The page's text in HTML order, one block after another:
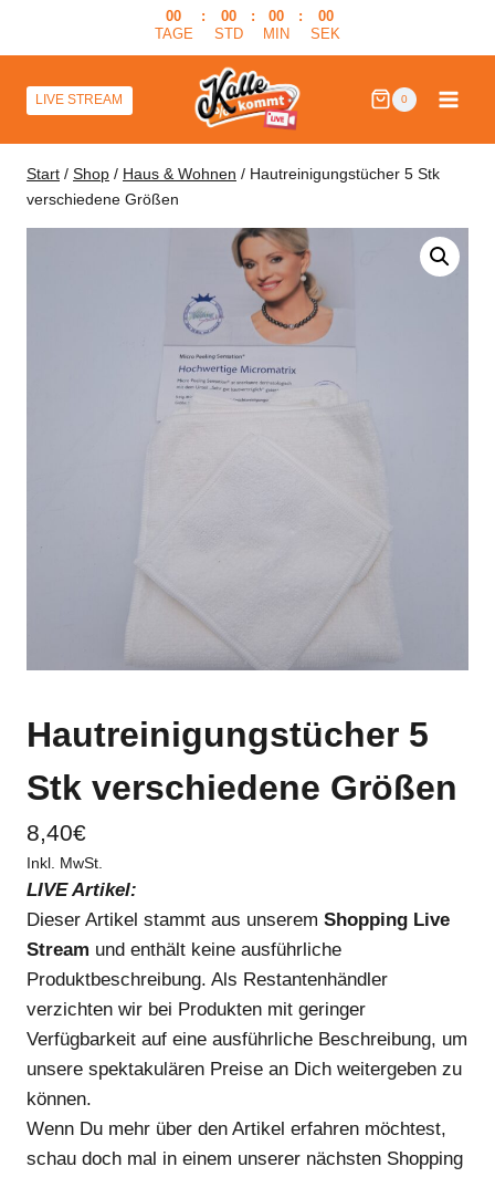
00
TAGE
:
00
STD
:
00
MIN
:
00
SEK
LIVE STREAM 0
Start / Shop / Haus & Wohnen / Hautreinigungstücher 5 Stk
verschiedene Größen
Hautreinigungstücher 5
Stk verschiedene Größen
8,40€
Inkl. MwSt.
LIVE Artikel:
Dieser Artikel stammt aus unserem Shopping Live
Stream und enthält keine ausführliche
Produktbeschreibung. Als Restantenhändler
verzichten wir bei Produkten mit geringer
Verfügbarkeit auf eine ausführliche Beschreibung, um
unsere spektakulären Preise an Dich weitergeben zu
können.
Wenn Du mehr über den Artikel erfahren möchtest,
schau doch mal in einem unserer nächsten Shopping